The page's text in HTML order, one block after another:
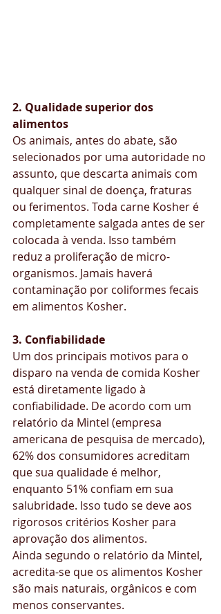
2. Qualidade superior dos
alimentos
Os animais, antes do abate, são
selecionados por uma autoridade no
assunto, que descarta animais com
qualquer sinal de doença, fraturas
ou ferimentos. Toda carne Kosher é
completamente salgada antes de ser
colocada à venda. Isso também
reduz a proliferação de micro-
organismos. Jamais haverá
contaminação por coliformes fecais
em alimentos Kosher.
3. Confiabilidade
Um dos principais motivos para o
disparo na venda de comida Kosher
está diretamente ligado à
confiabilidade. De acordo com um
relatório da Mintel (empresa
americana de pesquisa de mercado),
62% dos consumidores acreditam
que sua qualidade é melhor,
enquanto 51% confiam em sua
salubridade. Isso tudo se deve aos
rigorosos critérios Kosher para
aprovação dos alimentos.
Ainda segundo o relatório da Mintel,
acredita-se que os alimentos Kosher
são mais naturais, orgânicos e com
menos conservantes.